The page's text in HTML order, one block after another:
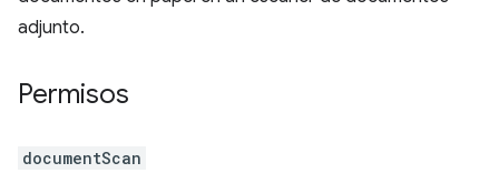
adjunto.
Permisos
documentScan